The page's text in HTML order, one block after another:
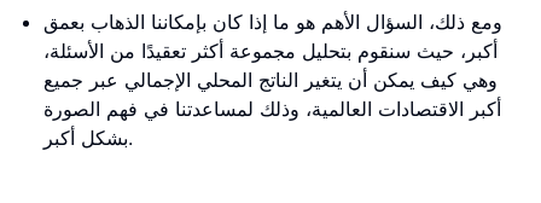
ومع ذلك، السؤال الأهم هو ما إذا كان بإمكاننا الذهاب بعمق
أكبر، حيث سنقوم بتحليل مجموعة أكثر تعقيدًا من الأسئلة،
وهي كيف يمكن أن يتغير الناتج المحلي الإجمالي عبر جميع
أكبر الاقتصادات العالمية، وذلك لمساعدتنا في فهم الصورة
بشكل أكبر.